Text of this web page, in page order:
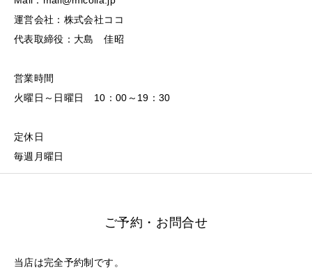
運営会社：株式会社ココ
代表取締役：大島 佳昭
営業時間
火曜日～日曜日 10：00～19：30
定休日
毎週月曜日
ご予約・お問合せ
当店は完全予約制です。